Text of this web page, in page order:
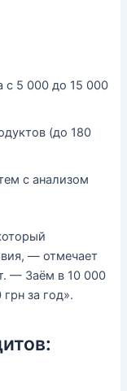
с 5 000 до 15 000
(до 180
с анализом
— отмечает
— Заём в 10 000
за год».